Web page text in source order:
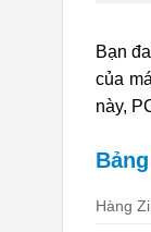
Bạn
của
này,
Hàng